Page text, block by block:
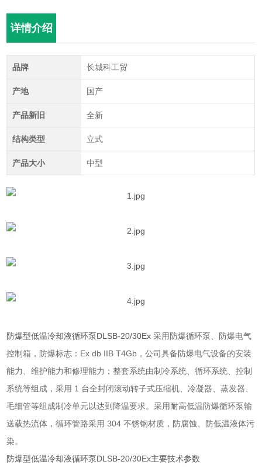
详情介绍
品牌 长城科工贸
产地 国产
产品新旧 全新
结构类型 立式
产品大小 中型
防爆型低温冷却液循环泵DLSB-20/30Ex采用防爆循环泵、防爆电气
控制箱，防爆标志： Ex db IIB T4Gb ，公司具备防爆电气设备的安装
能力、维护能力和修理能力；整套系统由制冷系统、循环系统、控制
系统等组成，采用 1 台全封闭滚动转子式压缩机、冷凝器、蒸发器、
毛细管等组成制冷单元以达到降温要求。采用耐高低温防爆循环泵输
送载热流体，循环管路采用 304不锈钢材质，防腐蚀、防低温液体污
染。
防爆型低温冷却液循环泵DLSB-20/30Ex主要技术参数